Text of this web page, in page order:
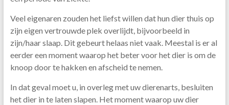
Veel eigenaren zouden het liefst willen dat hun dier thuis op
zijn eigen vertrouwde plek overlijdt, bijvoorbeeld in
zijn/haar slaap. Dit gebeurt helaas niet vaak. Meestal is er al
eerder een moment waarop het beter voor het dier is om de
knoop door te hakken en afscheid te nemen.
In dat geval moet u, in overleg met uw dierenarts, besluiten
het dier in te laten slapen. Het moment waarop uw dier